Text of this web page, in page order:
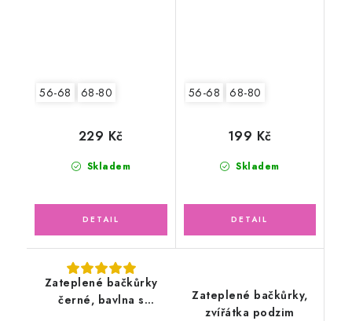
56-68 68-80
Skladem
229 Kč
56-68 68-80
Skladem
199 Kč
Zateplené bačkůrky
černé, bavlna s
Zateplené bačkůrky,
zvířátka podzim